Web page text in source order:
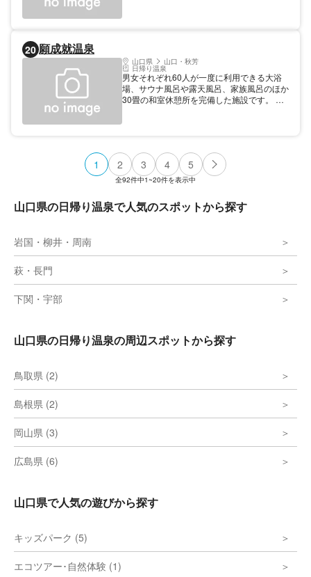
い飲みやすいお湯です。
20 願成就温泉
山口県 山口・秋芳
日帰り温泉
男女それぞれ60人が一度に利用できる大浴
場、サウナ風呂や露天風呂、家族風呂のほか
30畳の和室休憩所を完備した施設です。 併
1 2 3 4 5
全92件中1~20件を表示中
山口県の日帰り温泉で人気のスポットから探す
岩国・柳井・周南
萩・長門
下関・宇部
山口県の日帰り温泉の周辺スポットから探す
鳥取県 (2)
島根県 (2)
岡山県 (3)
広島県 (6)
山口県で人気の遊びから探す
キッズパーク (5)
エコツアー･自然体験 (1)